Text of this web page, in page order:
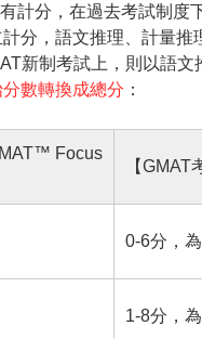
計分，在過去考試制度
分，語文推理、計量推
新制考試上，則以語文
數轉換成總分 ：
Focus
【GMAT
0-6分，
1-8分，